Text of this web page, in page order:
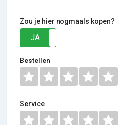
Zou je hier nogmaals kopen?
JA
Bestellen
Service